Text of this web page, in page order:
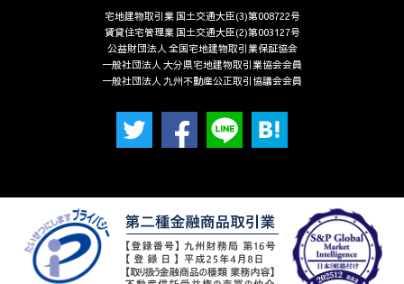
宅地建物取引業 国土交通大臣(3)第008722号
賃貸住宅管理業 国土交通大臣(2)第003127号
公益財団法人 全国宅地建物取引業保証協会
一般社団法人 大分県宅地建物取引業協会会員
一般社団法人 九州不動産公正取引協議会会員